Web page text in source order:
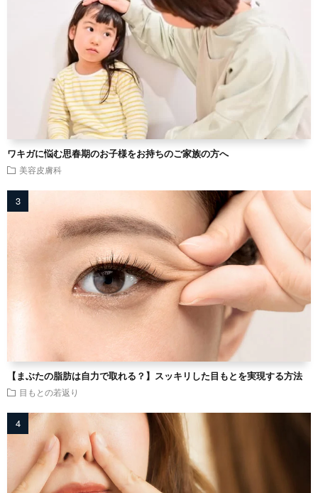
ワキガに悩む思春期のお子様をお持ちのご家族の方へ
美容皮膚科
【まぶたの脂肪は自力で取れる？】スッキリした目もとを実現する方法
目もとの若返り